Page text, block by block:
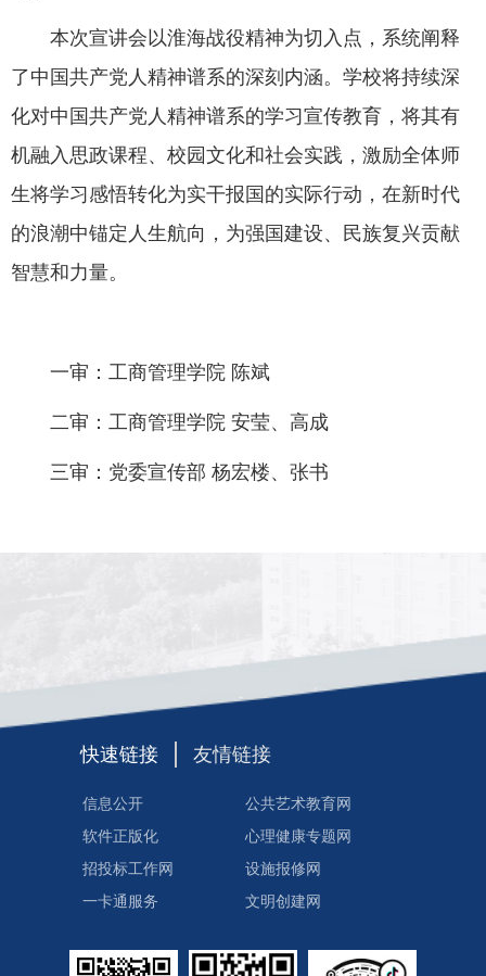
本次宣讲会以淮海战役精神为切入点，系统阐释
了中国共产党人精神谱系的深刻内涵。学校将持续深
化对中国共产党人精神谱系的学习宣传教育，将其有
机融入思政课程、校园文化和社会实践，激励全体师
生将学习感悟转化为实干报国的实际行动，在新时代
的浪潮中锚定人生航向，为强国建设、民族复兴贡献
智慧和力量。
一审：工商管理学院 陈斌
二审：工商管理学院 安莹、高成
三审：党委宣传部 杨宏楼、张书
快速链接 友情链接
信息公开
公共艺术教育网
软件正版化
心理健康专题网
招投标工作网
设施报修网
一卡通服务
文明创建网